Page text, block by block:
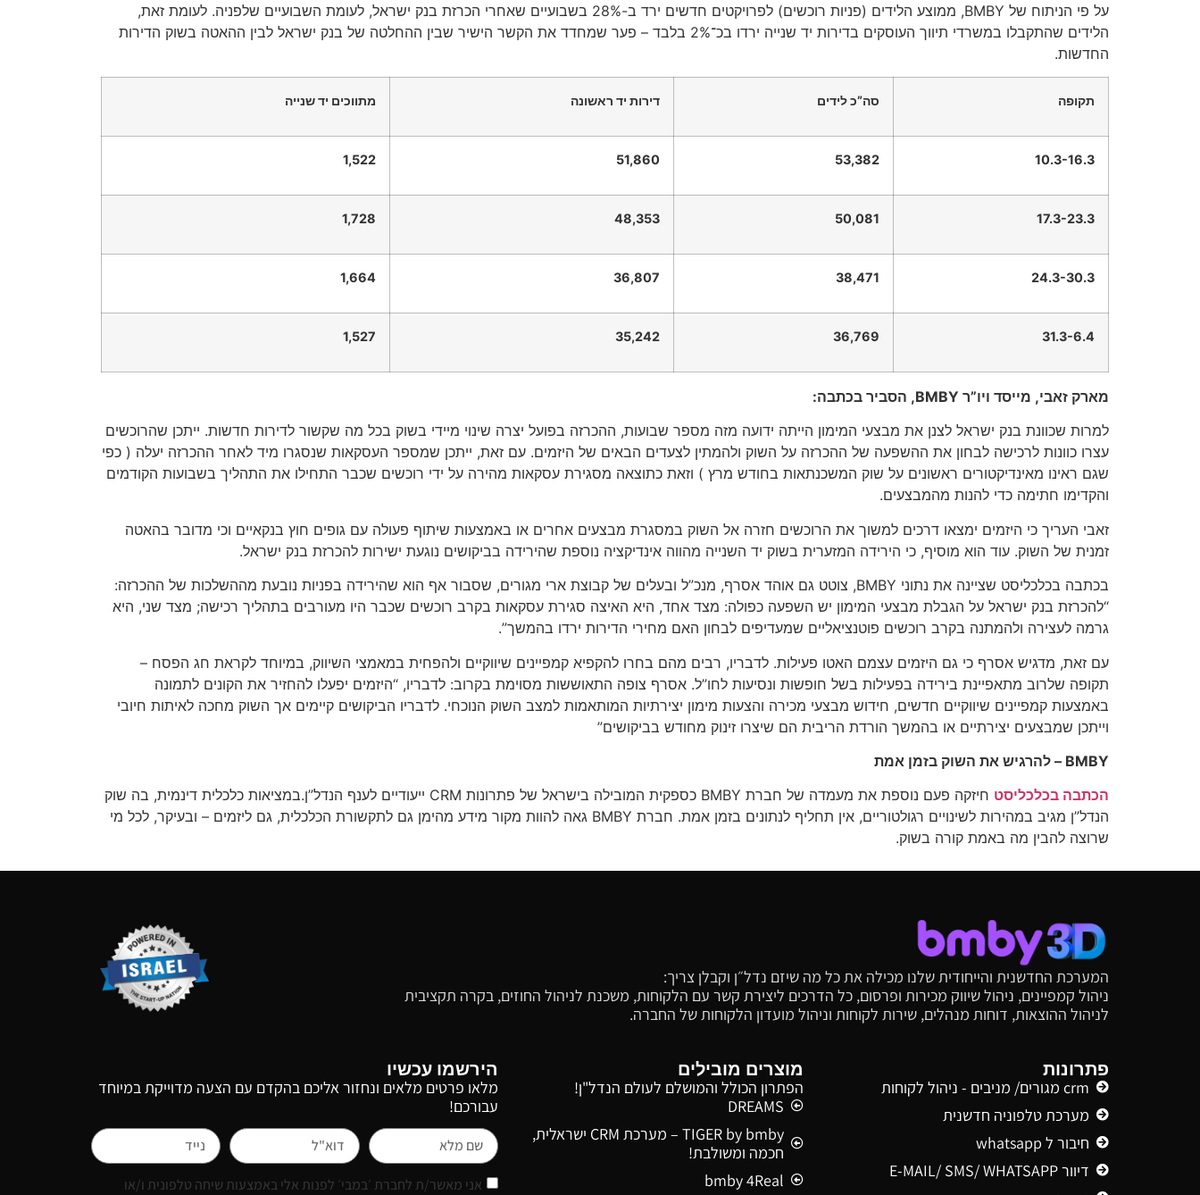
על פי הניתוח של BMBY, ממוצע הלידים (פניות רוכשים) לפרויקטים חדשים ירד ב-28% בשבועיים שאחרי הכרזת בנק ישראל, לעומת השבועיים שלפניה. לעומת זאת,
הלידים שהתקבלו במשרדי תיווך העוסקים בדירות יד שנייה ירדו בכ־2% בלבד – פער שמחדד את הקשר הישיר שבין ההחלטה של בנק ישראל לבין ההאטה בשוק הדירות
החדשות.
תקופה סה”כ לידים דירות יד ראשונה מתווכים יד שנייה
10.3-16.3
53,382
51,860
1,522
17.3-23.3
50,081
48,353
1,728
24.3-30.3
38,471
36,807
1,664
31.3-6.4
36,769
35,242
1,527
מארק זאבי, מייסד ויו”ר BMBY, הסביר בכתבה:
למרות שכוונת בנק ישראל לצנן את מבצעי המימון הייתה ידועה מזה מספר שבועות, ההכרזה בפועל יצרה שינוי מיידי בשוק בכל מה שקשור לדירות חדשות. ייתכן שהרוכשים
עצרו כוונות לרכישה לבחון את ההשפעה של ההכרזה על השוק ולהמתין לצעדים הבאים של היזמים. עם זאת, ייתכן שמספר העסקאות שנסגרו מיד לאחר ההכרזה יעלה ( כפי
שגם ראינו מאינדיקטורים ראשונים על שוק המשכנתאות בחודש מרץ ) וזאת כתוצאה מסגירת עסקאות מהירה על ידי רוכשים שכבר התחילו את התהליך בשבועות הקודמים
והקדימו חתימה כדי להנות מהמבצעים.
זאבי העריך כי היזמים ימצאו דרכים למשוך את הרוכשים חזרה אל השוק במסגרת מבצעים אחרים או באמצעות שיתוף פעולה עם גופים חוץ בנקאיים וכי מדובר בהאטה
זמנית של השוק. עוד הוא מוסיף, כי הירידה המזערית בשוק יד השנייה מהווה אינדיקציה נוספת שהירידה בביקושים נוגעת ישירות להכרזת בנק ישראל.
בכתבה בכלכליסט שציינה את נתוני BMBY, צוטט גם אוהד אסרף, מנכ”ל ובעלים של קבוצת ארי מגורים, שסבור אף הוא שהירידה בפניות נובעת מההשלכות של ההכרזה:
“להכרזת בנק ישראל על הגבלת מבצעי המימון יש השפעה כפולה: מצד אחד, היא האיצה סגירת עסקאות בקרב רוכשים שכבר היו מעורבים בתהליך רכישה; מצד שני, היא
גרמה לעצירה ולהמתנה בקרב רוכשים פוטנציאליים שמעדיפים לבחון האם מחירי הדירות ירדו בהמשך”.
עם זאת, מדגיש אסרף כי גם היזמים עצמם האטו פעילות. לדבריו, רבים מהם בחרו להקפיא קמפיינים שיווקיים ולהפחית במאמצי השיווק, במיוחד לקראת חג הפסח –
תקופה שלרוב מתאפיינת בירידה בפעילות בשל חופשות ונסיעות לחו”ל. אסרף צופה התאוששות מסוימת בקרוב: לדבריו, “היזמים יפעלו להחזיר את הקונים לתמונה
באמצעות קמפיינים שיווקיים חדשים, חידוש מבצעי מכירה והצעות מימון יצירתיות המותאמות למצב השוק הנוכחי. לדבריו הביקושים קיימים אך השוק מחכה לאיתות חיובי
וייתכן שמבצעים יצירתיים או בהמשך הורדת הריבית הם שיצרו זינוק מחודש בביקושים”
BMBY – להרגיש את השוק בזמן אמת
הכתבה בכלכליסט
חיזקה פעם נוספת את מעמדה של חברת BMBY כספקית המובילה בישראל של פתרונות CRM ייעודיים לענף הנדל”ן.במציאות כלכלית דינמית, בה שוק
הנדל”ן מגיב במהירות לשינויים רגולטוריים, אין תחליף לנתונים בזמן אמת. חברת BMBY גאה להוות מקור מידע מהימן גם לתקשורת הכלכלית, גם ליזמים – ובעיקר, לכל מי
שרוצה להבין מה באמת קורה בשוק.
המערכת החדשנית והייחודית שלנו מכילה את כל מה שיזם נדל״ן וקבלן צריך:
ניהול קמפיינים, ניהול שיווק מכירות ופרסום, כל הדרכים ליצירת קשר עם הלקוחות, משכנת לניהול החוזים, בקרה תקציבית
לניהול ההוצאות, דוחות מנהלים, שירות לקוחות וניהול מועדון הלקוחות של החברה.
פתרונות
crm מגורים/ מניבים - ניהול לקוחות
מערכת טלפוניה חדשנית
חיבור ל whatsapp
דיוור E-MAIL/ SMS/ WHATSAPP
מוצרים מובילים
הפתרון הכולל והמושלם לעולם הנדל"ן!
DREAMS
TIGER by bmby – מערכת CRM ישראלית,
חכמה ומשולבת!
bmby 4Real
הירשמו עכשיו
מלאו פרטים מלאים ונחזור אליכם בהקדם עם הצעה מדוייקת במיוחד
עבורכם!
אני מאשר/ת לחברת ׳במבי׳ לפנות אלי באמצעות שיחה טלפונית ו/או